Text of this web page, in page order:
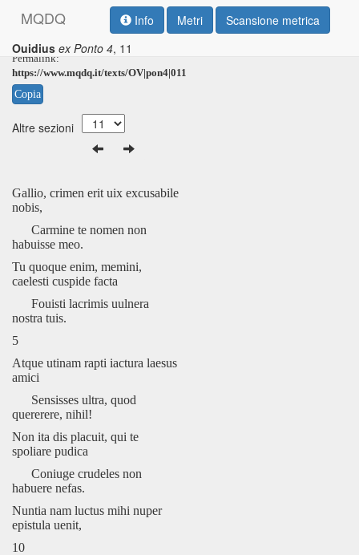
MQDQ Info Metri
Scansione metrica
Ouidius ex Ponto 4, 11
Permalink:
https://www.mqdq.it/texts/OV|pon4|011
Copia
Altre sezioni
Gallio, crimen erit uix excusabile
nobis,
Carmine te nomen non
habuisse meo.
Tu quoque enim, memini,
caelesti cuspide facta
Fouisti lacrimis uulnera
nostra tuis.
5
Atque utinam rapti iactura laesus
amici
Sensisses ultra, quod
quererere, nihil!
Non ita dis placuit, qui te
spoliare pudica
Coniuge crudeles non
habuere nefas.
Nuntia nam luctus mihi nuper
epistula uenit,
10